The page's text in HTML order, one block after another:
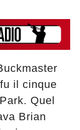
il cinque
Quel
Brian